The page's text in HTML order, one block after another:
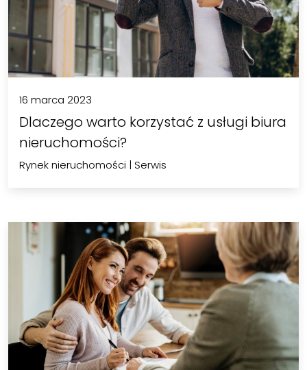
16 marca 2023
Dlaczego warto korzystać z usługi biura
nieruchomości?
Rynek nieruchomości | Serwis